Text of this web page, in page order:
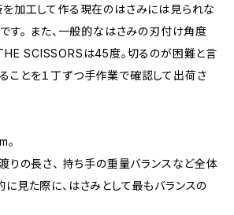
を加工して作る現在のはさみには見られな
す。 また、一般的なはさみの刃付け角度
SCISSORSは45度。切るのが困難と言
ことを１丁ずつ手作業で確認して出荷さ
。
りの長さ、 持ち手の重量バランスなど全体
見た際に、はさみとして最もバランスの